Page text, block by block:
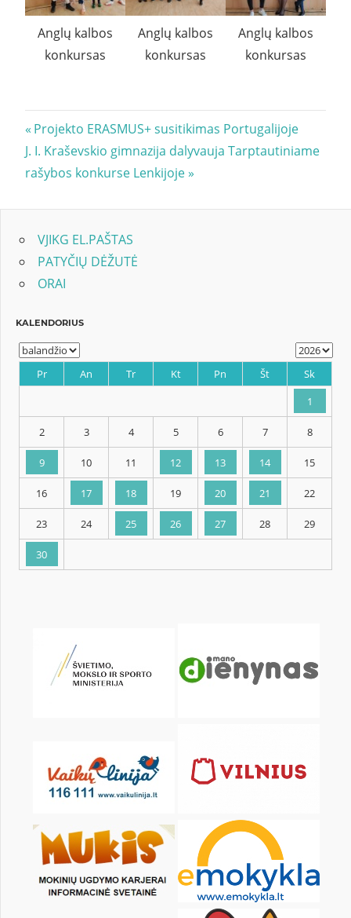
Anglų kalbos
konkursas
Anglų kalbos
konkursas
Anglų kalbos
konkursas
Navigacija
tarp
Previous
Post:
Projekto ERASMUS+ susitikimas Portugalijoje
Next
Post:
J. I. Kraševskio gimnazija dalyvauja Tarptautiniame
rašybos konkurse Lenkijoje
VJIKG EL.PAŠTAS
PATYČIŲ DĖŽUTĖ
ORAI
Pr An Tr Kt Pn
2 3 4 5 6
9 10 11 12 13
19 20